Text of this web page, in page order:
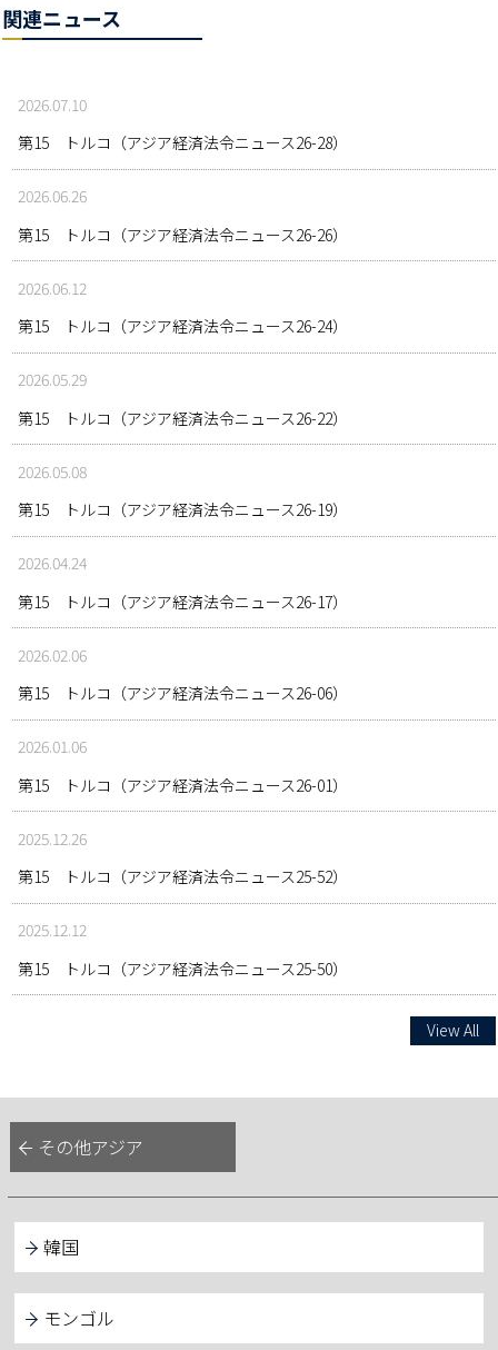
関連ニュース
2026.07.10
第15 トルコ（アジア経済法令ニュース26-28）
2026.06.26
第15 トルコ（アジア経済法令ニュース26-26）
2026.06.12
第15 トルコ（アジア経済法令ニュース26-24）
2026.05.29
第15 トルコ（アジア経済法令ニュース26-22）
2026.05.08
第15 トルコ（アジア経済法令ニュース26-19）
2026.04.24
第15 トルコ（アジア経済法令ニュース26-17）
2026.02.06
第15 トルコ（アジア経済法令ニュース26-06）
2026.01.06
第15 トルコ（アジア経済法令ニュース26-01）
2025.12.26
第15 トルコ（アジア経済法令ニュース25-52）
2025.12.12
第15 トルコ（アジア経済法令ニュース25-50）
View All
その他アジア
韓国
モンゴル